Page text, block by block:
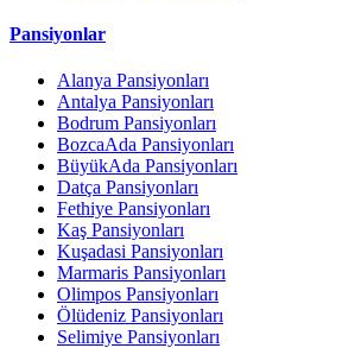
Pansiyonlar
Alanya Pansiyonları
Antalya Pansiyonları
Bodrum Pansiyonları
BozcaAda Pansiyonları
BüyükAda Pansiyonları
Datça Pansiyonları
Fethiye Pansiyonları
Kaş Pansiyonları
Kuşadasi Pansiyonları
Marmaris Pansiyonları
Olimpos Pansiyonları
Ölüdeniz Pansiyonları
Selimiye Pansiyonları